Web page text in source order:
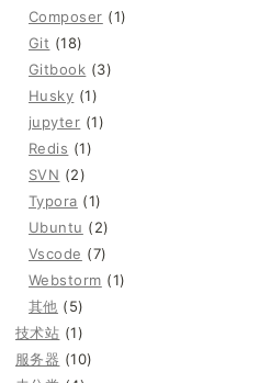
Composer (1)
Git (18)
Gitbook (3)
Husky (1)
jupyter (1)
Redis (1)
SVN (2)
Typora (1)
Ubuntu (2)
Vscode (7)
Webstorm (1)
其他 (5)
技术站 (1)
服务器 (10)